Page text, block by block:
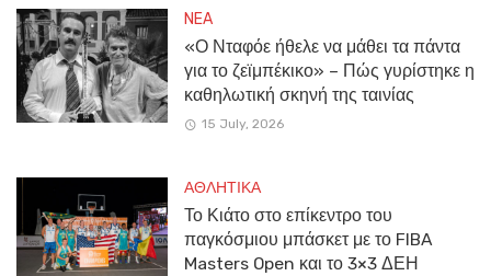
NEA
«Ο Νταφόε ήθελε να μάθει τα πάντα
για το ζεϊμπέκικο» – Πώς γυρίστηκε η
καθηλωτική σκηνή της ταινίας
15 July, 2026
ΑΘΛΗΤΙΚΑ
Το Κιάτο στο επίκεντρο του
παγκόσμιου μπάσκετ με το FIBA
Masters Open και το 3×3 ΔΕΗ